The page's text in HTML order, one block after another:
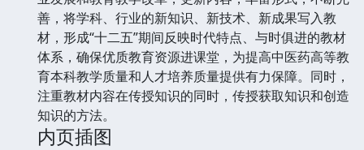
善，将学科、行业的新知识、新技术、新成果写入教
材，形成“十二五”期间反映时代特点、与时俱进的教材
体系，确保优质教育资源进课堂，为提高中医药高等教
育本科教学质量和人才培养质量提供有力保障。同时，
注重教材内容在传授知识的同时，传授获取知识和创造
知识的方法。
内页插图